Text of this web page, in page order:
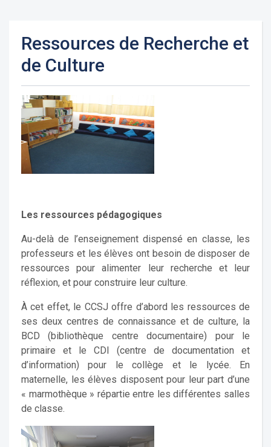
Ressources de Recherche et
de Culture
Les ressources pédagogiques
Au-delà de l’enseignement dispensé en classe, les
professeurs et les élèves ont besoin de disposer de
ressources pour alimenter leur recherche et leur
réflexion, et pour construire leur culture.
À cet effet, le CCSJ offre d’abord les ressources de
ses deux centres de connaissance et de culture, la
BCD (bibliothèque centre documentaire) pour le
primaire et le CDI (centre de documentation et
d’information) pour le collège et le lycée. En
maternelle, les élèves disposent pour leur part d’une
« marmothèque » répartie entre les différentes salles
de classe.